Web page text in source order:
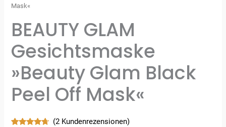
Mask«
BEAUTY GLAM
Gesichtsmaske
»Beauty Glam Black
Peel Off Mask«
(2 Kundenrezensionen)